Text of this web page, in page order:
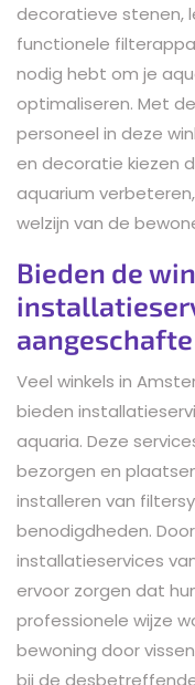
decoratieve stenen,
functionele
nodig hebt om je
optimaliseren. Met
personeel in deze
en decoratie kiezen
aquarium
welzijn van de
Bieden de
Veel winkels in
bieden
aquaria. Deze
bezorgen en
installeren van
benodigdheden.
installatieservices
ervoor zorgen dat
professionele wijze
bewoning door
bij de